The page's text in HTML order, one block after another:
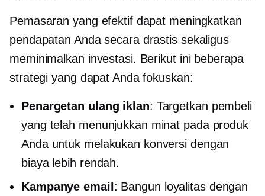
Pemasaran yang efektif dapat meningkatkan
pendapatan Anda secara drastis sekaligus
meminimalkan investasi. Berikut ini beberapa
strategi yang dapat Anda fokuskan:
Penargetan ulang iklan: Targetkan pembeli
yang telah menunjukkan minat pada produk
Anda untuk melakukan konversi dengan
biaya lebih rendah.
Kampanye email : Bangun loyalitas dengan